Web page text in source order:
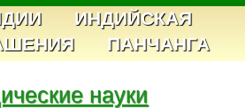
ИНДИЙСКАЯ
ПАНЧАНГА
науки